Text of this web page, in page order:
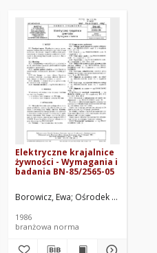
Rozwojowy Urządzeń
Elektryczne krajalnice
żywności - Wymagania i
badania BN-85/2565-05
Borowicz, Ewa Ośrodek
1986
branżowa norma